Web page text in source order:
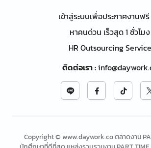
เข้าสู่ระบบเพื่อประกาศงานฟรี
หาคนด่วน เร็วสุด 1 ชั่วโมง
HR Outsourcing Service
ติดต่อเรา:
Copyright © www.daywork.co ตลาดงาน